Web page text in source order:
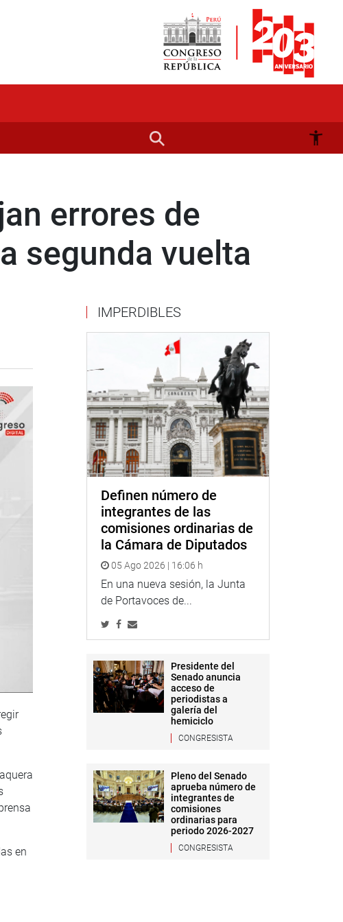
errores de
segunda vuelta
en
IMPERDIBLES
Definen número de
integrantes de las
comisiones ordinarias de
la Cámara de Diputados
05 Ago 2026 | 16:06 h
En una nueva sesión, la Junta
de Portavoces de...
Presidente del
Senado anuncia
acceso de
periodistas a
galería del
hemiciclo
CONGRESISTA
Pleno del Senado
aprueba número de
integrantes de
comisiones
ordinarias para
periodo 2026-2027
CONGRESISTA